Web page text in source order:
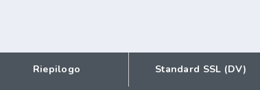
Riepilogo Standard SSL (DV)